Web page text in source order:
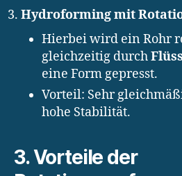
Hydroforming mit
Hierbei wird ein Rohr
gleichzeitig durch
eine Form gepresst.
Vorteil: Sehr
hohe Stabilität.
3. Vorteile der